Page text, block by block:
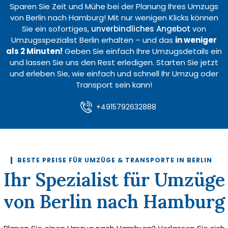
Sparen Sie Zeit und Mühe bei der Planung Ihres Umzugs
von Berlin nach Hamburg! Mit nur wenigen Klicks können
Sie ein sofortiges, unverbindliches Angebot von
Umzugsspezialist Berlin erhalten – und das in weniger
als 2 Minuten! Geben Sie einfach Ihre Umzugsdetails ein
und lassen Sie uns den Rest erledigen. Starten Sie jetzt
und erleben Sie, wie einfach und schnell Ihr Umzug oder
Transport sein kann!
+4915792632888
BESTE PREISE FÜR UMZÜGE & TRANSPORTE IN BERLIN
Ihr Spezialist für Umzüge
von Berlin nach Hamburg